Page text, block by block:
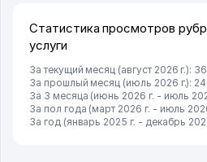
Статистика просмотров
услуги
За текущий месяц (август 2026 г.): 36
За прошлый месяц (июль 2026 г.):
За 3 месяца (июнь 2026 г. - июль
За пол года (март 2026 г. - июль
За год (январь 2025 г. - декабрь